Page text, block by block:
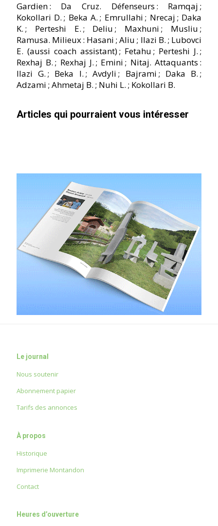
Gardien : Da Cruz. Défenseurs : Ramqaj ;
Kokollari D. ; Beka A. ; Emrullahi ; Nrecaj ; Daka
K. ; Perteshi E. ; Deliu ; Maxhuni ; Musliu ;
Ramusa. Milieux : Hasani ; Aliu ; Ilazi B. ; Lubovci
E. (aussi coach assistant) ; Fetahu ; Perteshi J. ;
Rexhaj B. ; Rexhaj J. ; Emini ; Nitaj. Attaquants :
Ilazi G. ; Beka I. ; Avdyli ; Bajrami ; Daka B. ;
Adzami ; Ahmetaj B. ; Nuhi L. ; Kokollari B.
Articles qui pourraient vous intéresser
Le journal
Nous soutenir
Abonnement papier
Tarifs des annonces
À propos
Historique
Imprimerie Montandon
Contact
Heures d’ouverture